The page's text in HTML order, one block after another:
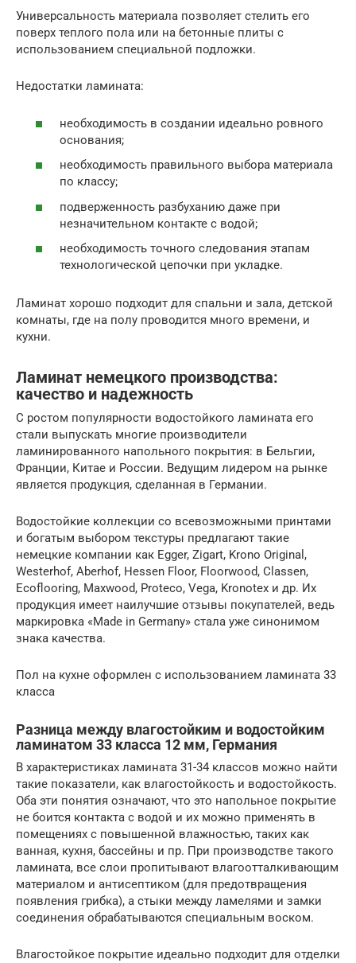
Универсальность материала позволяет стелить его
поверх теплого пола или на бетонные плиты с
использованием специальной подложки.
Недостатки ламината:
необходимость в создании идеально ровного
основания;
необходимость правильного выбора материала
по классу;
подверженность разбуханию даже при
незначительном контакте с водой;
необходимость точного следования этапам
технологической цепочки при укладке.
Ламинат хорошо подходит для спальни и зала, детской
комнаты, где на полу проводится много времени, и
кухни.
Ламинат немецкого производства:
качество и надежность
С ростом популярности водостойкого ламината его
стали выпускать многие производители
ламинированного напольного покрытия: в Бельгии,
Франции, Китае и России. Ведущим лидером на рынке
является продукция, сделанная в Германии.
Водостойкие коллекции со всевозможными принтами
и богатым выбором текстуры предлагают такие
немецкие компании как Egger, Zigart, Krono Original,
Westerhof, Aberhof, Hessen Floor, Floorwood, Classen,
Ecoflooring, Maxwood, Proteco, Vega, Kronotex и др. Их
продукция имеет наилучшие отзывы покупателей, ведь
маркировка «Made in Germany» стала уже синонимом
знака качества.
Пол на кухне оформлен с использованием ламината 33
класса
Разница между влагостойким и водостойким
ламинатом 33 класса 12 мм, Германия
В характеристиках ламината 31-34 классов можно найти
такие показатели, как влагостойкость и водостойкость.
Оба эти понятия означают, что это напольное покрытие
не боится контакта с водой и их можно применять в
помещениях с повышенной влажностью, таких как
ванная, кухня, бассейны и пр. При производстве такого
ламината, все слои пропитывают влагоотталкивающим
материалом и антисептиком (для предотвращения
появления грибка), а стыки между ламелями и замки
соединения обрабатываются специальным воском.
Влагостойкое покрытие идеально подходит для отделки